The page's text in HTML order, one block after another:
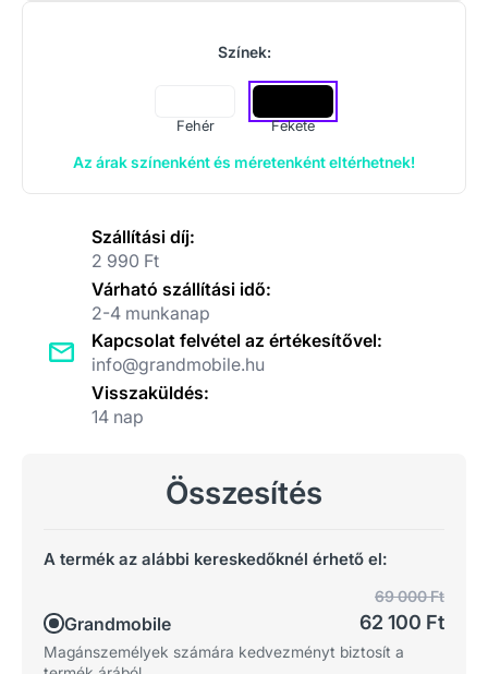
Színek:
Fehér Fekete
Az árak színenként és méretenként eltérhetnek!
Szállítási díj:
2 990 Ft
Várható szállítási idő:
2-4 munkanap
Kapcsolat felvétel az értékesítővel:
info@grandmobile.hu
Visszaküldés:
14 nap
Összesítés
A termék az alábbi kereskedőknél érhető el:
Grandmobile
69 000 Ft
62 100 Ft
Magánszemélyek számára kedvezményt biztosít a